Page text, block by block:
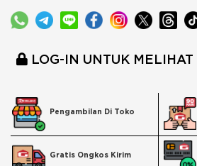
LOG-IN UNTUK
Pengambilan Di Toko
Gratis Ongkos Kirim